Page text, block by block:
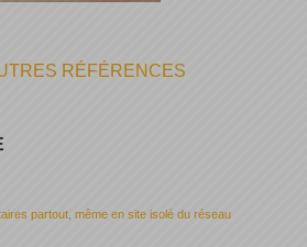
RÉFÉRENCES
partout, même en site isolé du réseau